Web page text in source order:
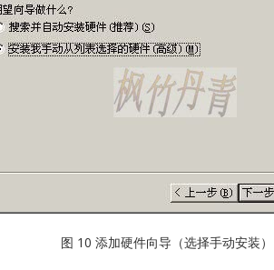
图 10 添加硬件向导（选择手动安装）